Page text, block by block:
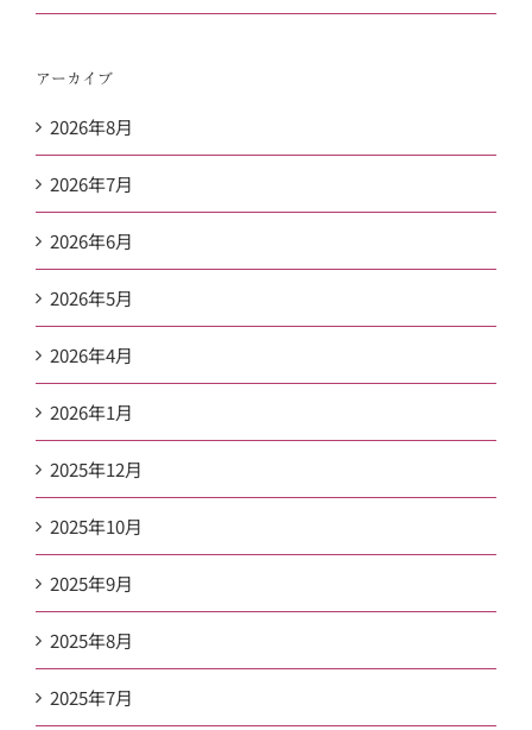
アーカイブ
2026年8月
2026年7月
2026年6月
2026年5月
2026年4月
2026年1月
2025年12月
2025年10月
2025年9月
2025年8月
2025年7月